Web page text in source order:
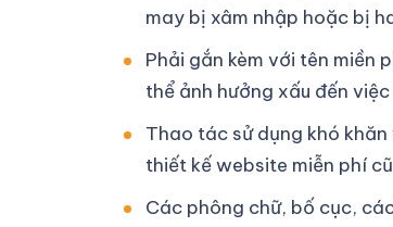
may bị xâm nhập hoặc bị
Phải gắn kèm với tên miền
thể ảnh hưởng xấu đến
Thao tác sử dụng khó
thiết kế website miễn phí
Các phông chữ, bố cục,